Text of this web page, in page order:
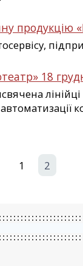
продукцію
18
1 2